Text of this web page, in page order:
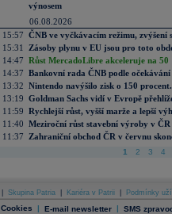
výnosem
06.08.2026
15:57 ČNB ve vyčkávacím režimu, zvýšení
15:31
Zásoby plynu v EU jsou pro toto
14:47 Růst MercadoLibre akceleruje na
14:37 Bankovní rada ČNB podle
13:32 Nintendo navýšilo zisk o 150
13:19 Goldman Sachs vidí v Evropě
11:59 Rychlejší růst, vyšší marže a lepší
11:40 Meziroční růst stavební výroby v
11:37
Zahraniční obchod ČR v červnu
1 2 3 4
Skupina Patria Kariéra v Patrii Podmínky
Cookies | E-mail newsletter | SMS